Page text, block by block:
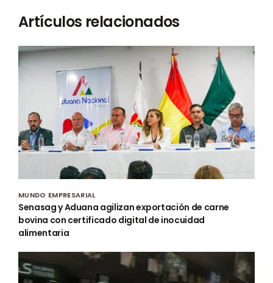
Artículos relacionados
MUNDO EMPRESARIAL
Senasag y Aduana agilizan exportación de carne
bovina con certificado digital de inocuidad
alimentaria